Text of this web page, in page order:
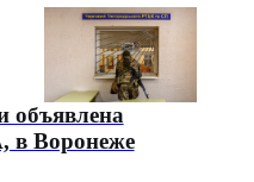
объявлена
в Воронеже